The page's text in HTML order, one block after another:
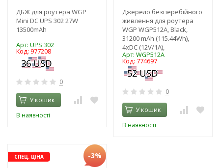
ДБЖ для роутера WGP
Mini DC UPS 302 27W
13500mAh
Арт: UPS 302
Код: 977208
0
У кошик
В наявності
Джерело безперебійного
живлення для роутера
WGP WGP512A, Black,
31200 mAh (115.44Wh),
4xDC (12V/1A),
Арт: WGP512A
Код: 774697
0
У кошик
В наявності
СПЕЦ. ЦІНА -3%